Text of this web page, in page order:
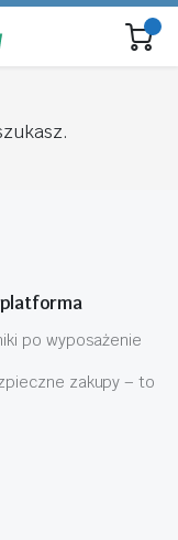
po wyposażenie
zakupy – to